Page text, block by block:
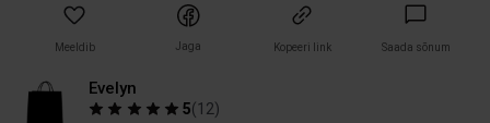
Meeldib Jaga Kopeeri link Saada sõnum
Evelyn
5(12)